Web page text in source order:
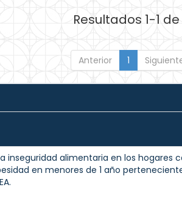
Resultados 1-1 de
Anterior 1
inseguridad alimentaria en los hogares
en menores de 1 año